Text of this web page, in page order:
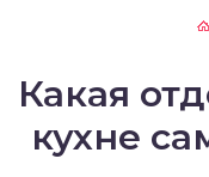
Какая
кухне